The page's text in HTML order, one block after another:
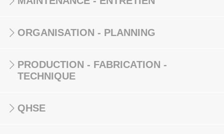
ORGANISATION - PLANNING
PRODUCTION - FABRICATION -
TECHNIQUE
QHSE